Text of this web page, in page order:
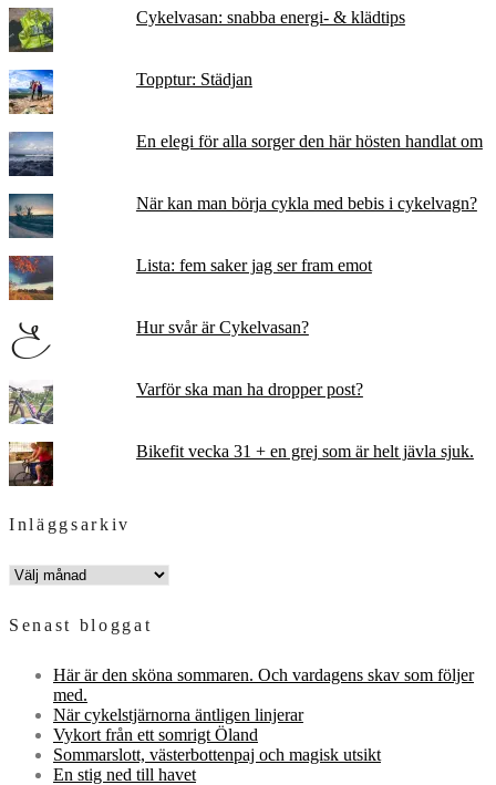
Cykelvasan: snabba energi- & klädtips
Topptur: Städjan
En elegi för alla sorger den här hösten handlat om
När kan man börja cykla med bebis i cykelvagn?
Lista: fem saker jag ser fram emot
Hur svår är Cykelvasan?
Varför ska man ha dropper post?
Bikefit vecka 31 + en grej som är helt jävla sjuk.
Inläggsarkiv
INLÄGGSARKIV
Senast bloggat
Här är den sköna sommaren. Och vardagens skav som följer
med.
När cykelstjärnorna äntligen linjerar
Vykort från ett somrigt Öland
Sommarslott, västerbottenpaj och magisk utsikt
En stig ned till havet